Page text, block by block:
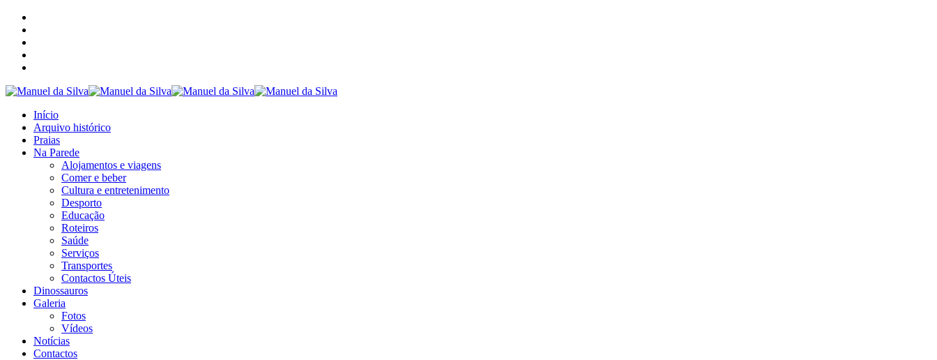
Início
Arquivo histórico
Praias
Na Parede
Alojamentos e viagens
Comer e beber
Cultura e entretenimento
Desporto
Educação
Roteiros
Saúde
Serviços
Transportes
Contactos Úteis
Dinossauros
Galeria
Fotos
Vídeos
Notícias
Contactos